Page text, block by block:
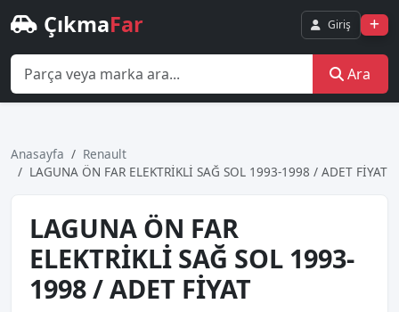
ÇıkmaFar Giriş
Ara
Anasayfa
Renault
LAGUNA ÖN FAR ELEKTRİKLİ SAĞ SOL 1993-1998 / ADET FİYAT
LAGUNA ÖN FAR
ELEKTRİKLİ SAĞ SOL 1993-
1998 / ADET FİYAT